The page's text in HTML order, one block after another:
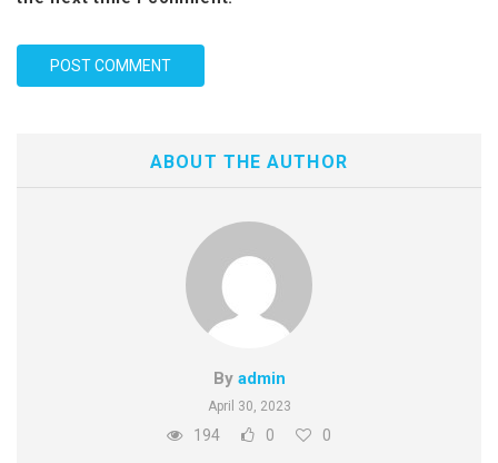
ABOUT THE AUTHOR
By admin
April 30, 2023
194 0 0